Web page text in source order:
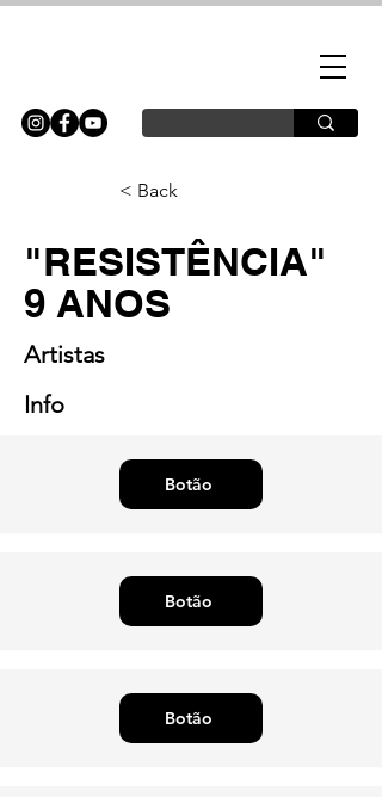
< Back
"RESISTÊNCIA"
9 ANOS
Artistas
Info
Botão
Botão
Botão